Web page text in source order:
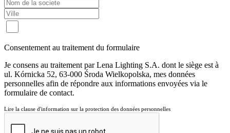
Consentement au traitement du formulaire
Je consens au traitement par Lena Lighting S.A. dont le siège est à
ul. Kórnicka 52, 63-000 Środa Wielkopolska, mes données
personnelles afin de répondre aux informations envoyées via le
formulaire de contact.
Lire la clause d'information sur la protection des données personnelles